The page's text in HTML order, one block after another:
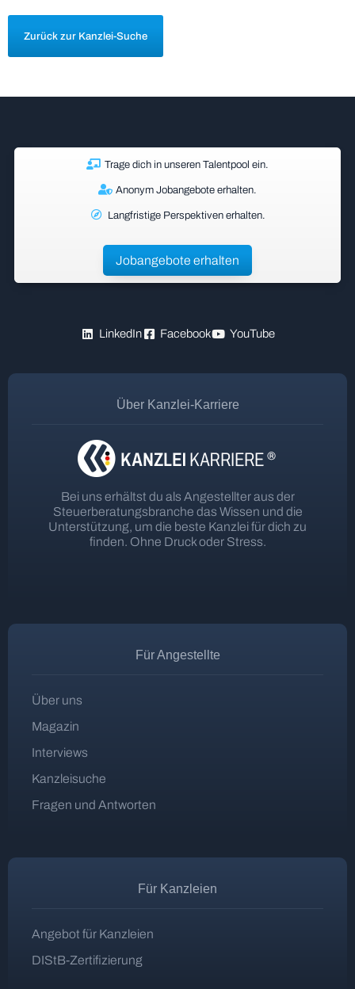
Zurück zur Kanzlei-Suche
Trage dich in unseren Talentpool ein.
Anonym Jobangebote erhalten.
Langfristige Perspektiven erhalten.
Jobangebote erhalten
LinkedIn Facebook YouTube
Über Kanzlei-Karriere
Bei uns erhältst du als Angestellter aus der
Steuerberatungsbranche das Wissen und die
Unterstützung, um die beste Kanzlei für dich zu
finden. Ohne Druck oder Stress.
Für Angestellte
Über uns
Magazin
Interviews
Kanzleisuche
Fragen und Antworten
Für Kanzleien
Angebot für Kanzleien
DIStB-Zertifizierung